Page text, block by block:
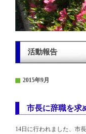
活動報告
2015年9月
市長に辞職を求
14日に行われました、市